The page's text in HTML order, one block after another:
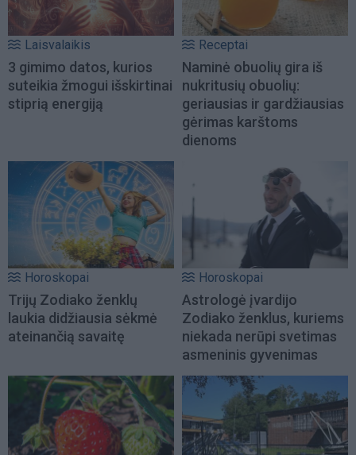
Laisvalaikis
3 gimimo datos, kurios
suteikia žmogui išskirtinai
stiprią energiją
Receptai
Naminė obuolių gira iš
nukritusių obuolių:
geriausias ir gardžiausias
gėrimas karštoms
dienoms
Horoskopai
Trijų Zodiako ženklų
laukia didžiausia sėkmė
ateinančią savaitę
Horoskopai
Astrologė įvardijo
Zodiako ženklus, kuriems
niekada nerūpi svetimas
asmeninis gyvenimas